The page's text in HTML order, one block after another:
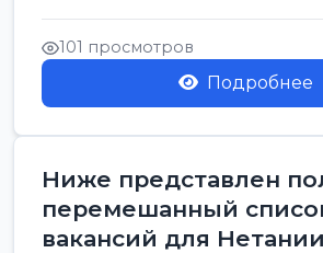
лавки<br />
Разнорабочий на сборку м...
101 просмотров
Подробнее
Ниже представлен
перемешанный
вакансий для